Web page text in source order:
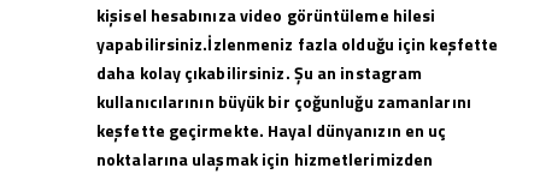
kişisel hesabınıza video görüntüleme hilesi
yapabilirsiniz.İzlenmeniz fazla olduğu için keşfette
daha kolay çıkabilirsiniz. Şu an instagram
kullanıcılarının büyük bir çoğunluğu zamanlarını
keşfette geçirmekte. Hayal dünyanızın en uç
noktalarına ulaşmak için hizmetlerimizden